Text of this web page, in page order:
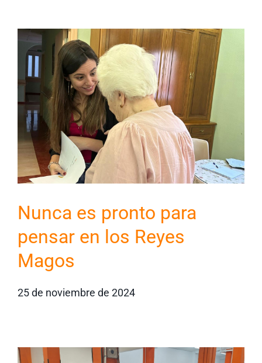
Nunca es pronto para
pensar en los Reyes
Magos
25 de noviembre de 2024